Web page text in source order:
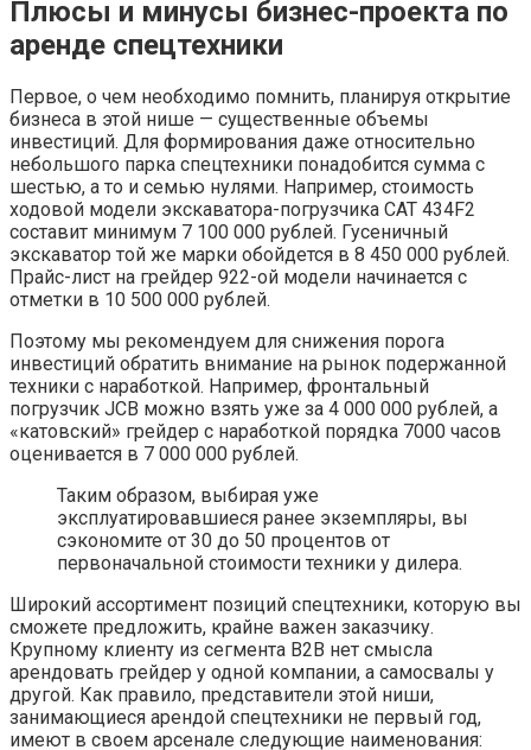
Плюсы и минусы бизнес-проекта по
аренде спецтехники
Первое, о чем необходимо помнить, планируя открытие
бизнеса в этой нише — существенные объемы
инвестиций. Для формирования даже относительно
небольшого парка спецтехники понадобится сумма с
шестью, а то и семью нулями. Например, стоимость
ходовой модели экскаватора-погрузчика CAT 434F2
составит минимум 7 100 000 рублей. Гусеничный
экскаватор той же марки обойдется в 8 450 000 рублей.
Прайс-лист на грейдер 922-ой модели начинается с
отметки в 10 500 000 рублей.
Поэтому мы рекомендуем для снижения порога
инвестиций обратить внимание на рынок подержанной
техники с наработкой. Например, фронтальный
погрузчик JCB можно взять уже за 4 000 000 рублей, а
«катовский» грейдер с наработкой порядка 7000 часов
оценивается в 7 000 000 рублей.
Таким образом, выбирая уже
эксплуатировавшиеся ранее экземпляры, вы
сэкономите от 30 до 50 процентов от
первоначальной стоимости техники у дилера.
Широкий ассортимент позиций спецтехники, которую вы
сможете предложить, крайне важен заказчику.
Крупному клиенту из сегмента B2B нет смысла
арендовать грейдер у одной компании, а самосвалы у
другой. Как правило, представители этой ниши,
занимающиеся арендой спецтехники не первый год,
имеют в своем арсенале следующие наименования: